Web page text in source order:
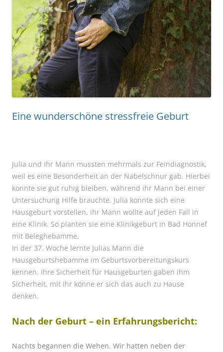
Eine wunderschöne stressfreie Geburt
Julia und Ihr Mann mussten mehrmals zur Feindiagnostik,
weil es eine Besonderheit an der Nabelschnur gab. Hierbei
konnte sie gut ruhig bleiben, während ihr Mann bei einer
Untersuchung Hilfe brauchte. Julia konnte sich eine
Hausgeburt vorstellen, ihr Mann wollte auf jeden Fall in
eine Klinik. So planten sie eine Klinikgeburt in Bad Honnef
mit Beleghebamme.
In der 37. Woche lernte Julias Mann die
Hausgeburtshebamme im Geburtsvorbereitungskurs
kennen. Ihre Sicherheit für Hausgeburten gaben ihm
Sicherheit, mit Ihr könne er sich das auch zu Hause
denken.
Nach der Geburt – ein Erfahrungsbericht:
Nachts begannen die Wehen. Wir hatten neben der